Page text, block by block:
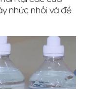
nhức nhối và để